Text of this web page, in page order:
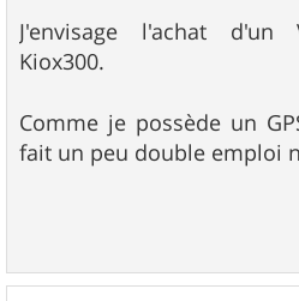
g
e
J'envisage l'achat d'un
Kiox300.
Comme je possède un
fait un peu double emploi